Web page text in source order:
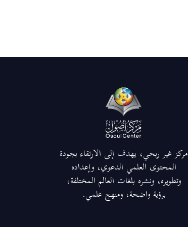
مركز غير ربحي، يهدف إلى الارتقاء بجودة
المحتوى العلمي الدعوي، وإعداده
وتطويره، ونشره بلغات العالم المختلفة،
برؤية واضحة، ومنهج علمي.